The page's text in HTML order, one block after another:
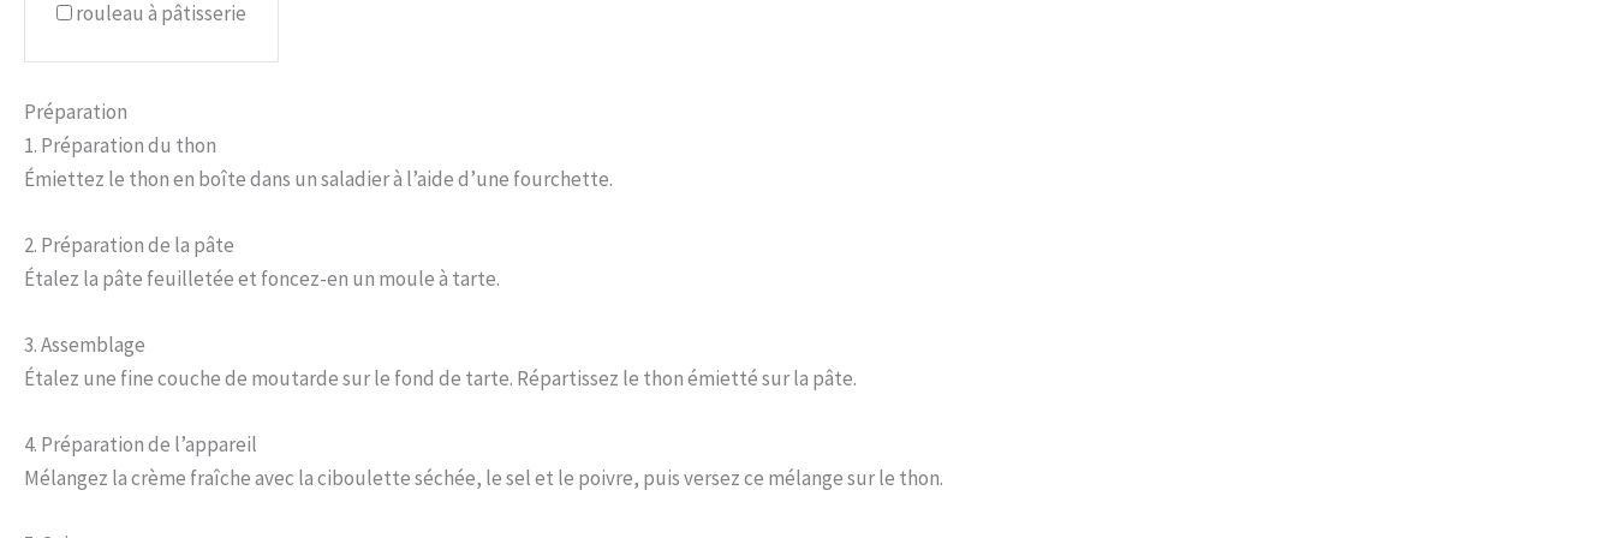
rouleau à pâtisserie
Préparation
1. Préparation du thon
Émiettez le thon en boîte dans un saladier à l’aide d’une fourchette.
2. Préparation de la pâte
Étalez la pâte feuilletée et foncez-en un moule à tarte.
3. Assemblage
Étalez une fine couche de moutarde sur le fond de tarte. Répartissez le thon émietté sur la pâte.
4. Préparation de l’appareil
Mélangez la crème fraîche avec la ciboulette séchée, le sel et le poivre, puis versez ce mélange sur le thon.